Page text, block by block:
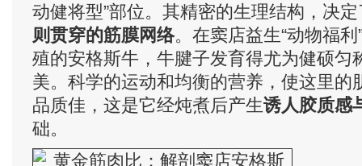
动健将型”部位。其精密的生理结构，决
则贯穿的筋膜网络。在窦店益生“动物福利
殖的安格斯牛，牛腱子发育得尤为健硕匀
美。科学的运动和均衡的营养，使这里的
品质佳，这是它经炖煮后产生诱人胶质感
础。